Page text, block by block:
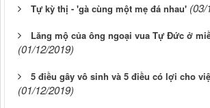
Tự kỳ thị - 'gà cùng một mẹ đá nhau' (03/
Lăng mộ của ông ngoại vua Tự Đức ở
(01/12/2019)
5 điều gây vô sinh và 5 điều có lợi cho
(01/12/2019)